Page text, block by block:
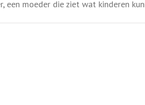
moeder die ziet wat kinderen